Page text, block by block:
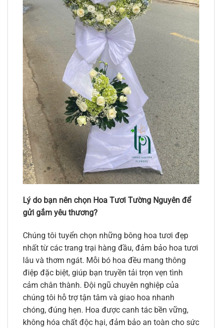
Lý do bạn nên chọn Hoa Tươi Tường Nguyên để
gửi gắm yêu thương?
Chúng tôi tuyển chọn những bông hoa tươi đẹp
nhất từ các trang trại hàng đầu, đảm bảo hoa tươi
lâu và thơm ngát. Mỗi bó hoa đều mang thông
điệp đặc biệt, giúp bạn truyền tải trọn vẹn tình
cảm chân thành. Đội ngũ chuyên nghiệp của
chúng tôi hỗ trợ tận tâm và giao hoa nhanh
chóng, đúng hẹn. Hoa được canh tác bền vững,
không hóa chất độc hại, đảm bảo an toàn cho sức